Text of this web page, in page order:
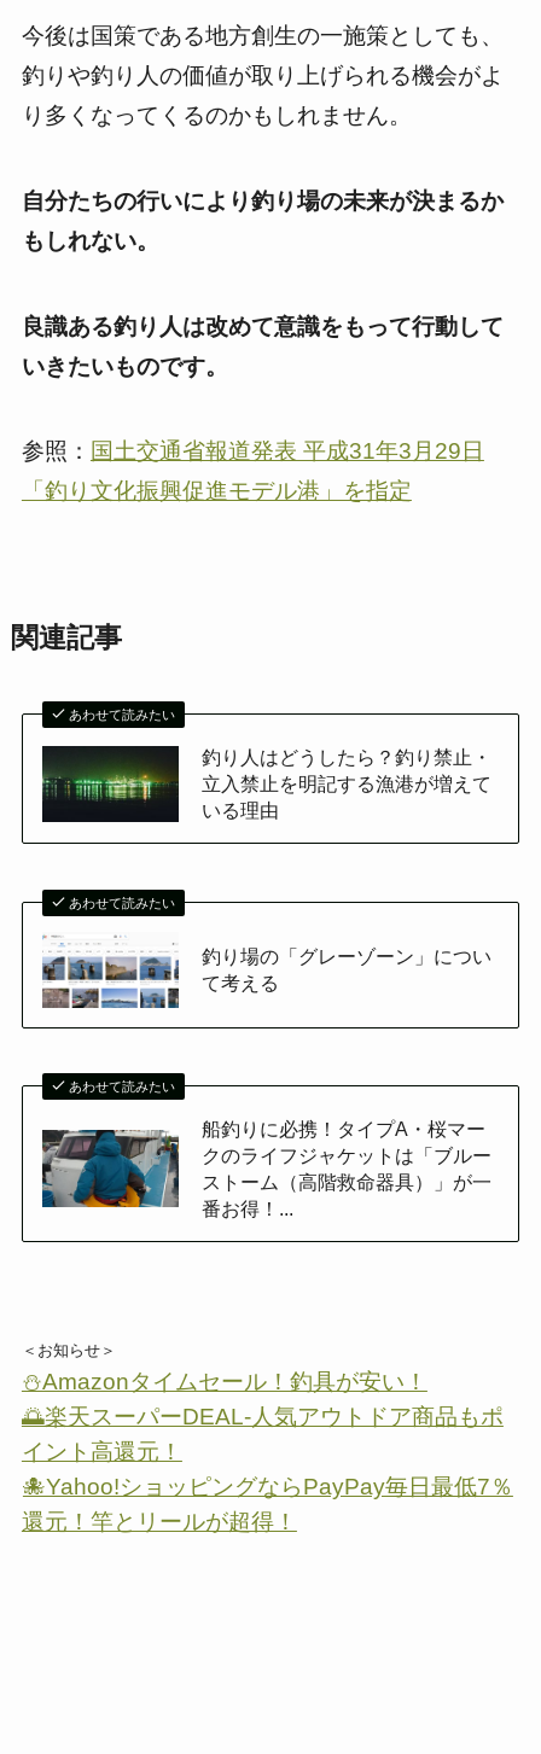
今後は国策である地方創生の一施策としても、
釣りや釣り人の価値が取り上げられる機会がよ
り多くなってくるのかもしれません。
自分たちの行いにより釣り場の未来が決まるか
もしれない。
良識ある釣り人は改めて意識をもって行動して
いきたいものです。
参照： 国土交通省報道発表 平成31年3月29日
「釣り文化振興促進モデル港」を指定
関連記事
あわせて読みたい
釣り人はどうしたら？釣り禁止・
立入禁止を明記する漁港が増えて
いる理由
あわせて読みたい
釣り場の「グレーゾーン」につい
て考える
あわせて読みたい
船釣りに必携！タイプA・桜マー
クのライフジャケットは「ブルー
ストーム（高階救命器具）」が一
番お得！...
＜お知らせ＞
⛄Amazonタイムセール！釣具が安い！
🌅楽天スーパーDEAL-人気アウトドア商品もポ
イント高還元！
🐙Yahoo!ショッピングならPayPay毎日最低7％
還元！竿とリールが超得！